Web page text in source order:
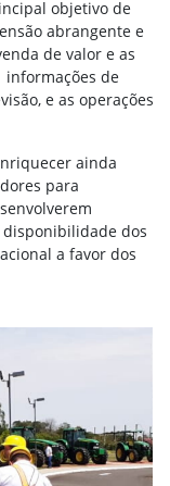
objetivo de
abrangente e
de valor e as
informações de
e as operações
ainda
para
dos
a favor dos